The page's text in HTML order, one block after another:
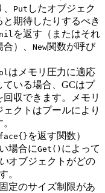
Put したオブジェク
と期待したりするべき
nil を返す（またはそれ
）、 New関数が呼び
はメモリ圧力に適応
いる場合、GCはプ
収できます。メモリ
クトはプールにより
を返す関数）
場合にGet() によって
オブジェクトがどの
。
定のサイズ制限があ